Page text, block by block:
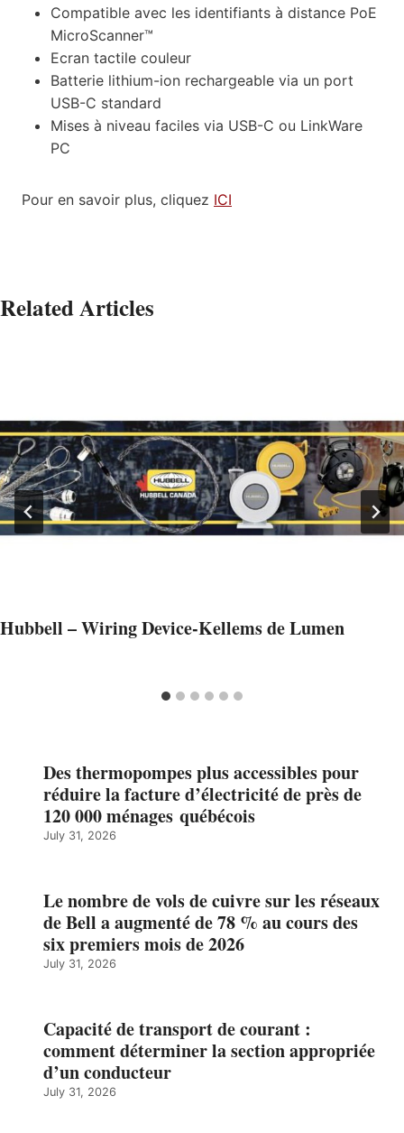
Compatible avec les identifiants à distance PoE
MicroScanner™
Ecran tactile couleur
Batterie lithium-ion rechargeable via un port
USB-C standard
Mises à niveau faciles via USB-C ou LinkWare
PC
Pour en savoir plus, cliquez ICI
Related Articles
Hubbell – Wiring Device-Kellems de Lumen
Des thermopompes plus accessibles pour
réduire la facture d’électricité de près de
120 000 ménages québécois
July 31, 2026
Le nombre de vols de cuivre sur les réseaux
de Bell a augmenté de 78 % au cours des
six premiers mois de 2026
July 31, 2026
Capacité de transport de courant :
comment déterminer la section appropriée
d’un conducteur
July 31, 2026